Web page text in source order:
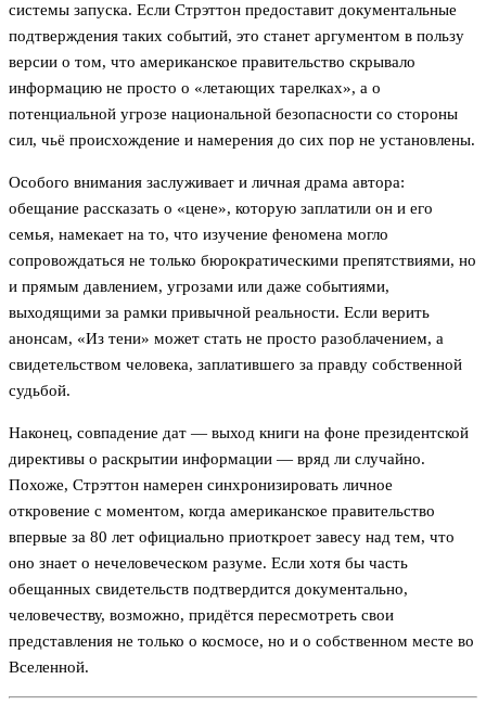
системы запуска. Если Стрэттон предоставит документальные
подтверждения таких событий, это станет аргументом в пользу
версии о том, что американское правительство скрывало
информацию не просто о «летающих тарелках», а о
потенциальной угрозе национальной безопасности со стороны
сил, чьё происхождение и намерения до сих пор не установлены.
Особого внимания заслуживает и личная драма автора:
обещание рассказать о «цене», которую заплатили он и его
семья, намекает на то, что изучение феномена могло
сопровождаться не только бюрократическими препятствиями, но
и прямым давлением, угрозами или даже событиями,
выходящими за рамки привычной реальности. Если верить
анонсам, «Из тени» может стать не просто разоблачением, а
свидетельством человека, заплатившего за правду собственной
судьбой.
Наконец, совпадение дат — выход книги на фоне президентской
директивы о раскрытии информации — вряд ли случайно.
Похоже, Стрэттон намерен синхронизировать личное
откровение с моментом, когда американское правительство
впервые за 80 лет официально приоткроет завесу над тем, что
оно знает о нечеловеческом разуме. Если хотя бы часть
обещанных свидетельств подтвердится документально,
человечеству, возможно, придётся пересмотреть свои
представления не только о космосе, но и о собственном месте во
Вселенной.